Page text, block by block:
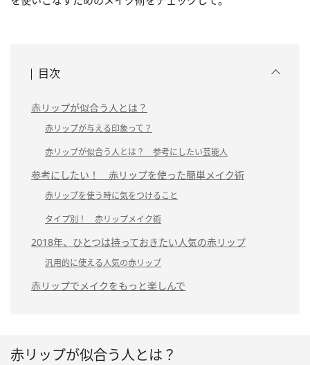
目次
赤リップが似合う人とは？
赤リップが与える印象って？
赤リップが似合う人とは？ 参考にしたい芸能人
参考にしたい！ 赤リップを使った簡単メイク術
赤リップを使う時に気をつけること
タイプ別！ 赤リップメイク術
2018年、ひとつは持っておきたい人気の赤リップ
汎用的に使える人気の赤リップ
赤リップでメイクをもっと楽しんで
赤リップが似合う人とは？